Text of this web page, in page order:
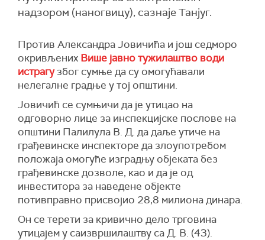
надзором (наногвицу), сазнаје Танјуг.
Против Александра Јовичића и још седморо
окривљених Више јавно тужилаштво води
истрагузбог сумње да су омогућавали
нелегалне градње у тој општини.
Јовичић се сумњичи да је утицао на
одговорно лице за инспекцијске послове на
општини Палилула В. Д. да даље утиче на
грађевинске инспекторе да злоупотребом
положаја омогуће изградњу објеката без
грађевинске дозволе, као и да је од
инвеститора за наведене објекте
потивправно присвојио 28,8 милиона динара.
Он се терети за кривично дело трговина
утицајем у саизвршилаштву са Д. В. (43).